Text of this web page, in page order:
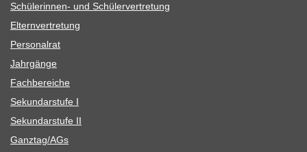
Schü­le­rin­nen- und Schülervertretung
Eltern­ver­tre­tung
Per­so­nal­rat
Jahr­gänge
Fach­be­rei­che
Sekun­dar­stufe I
Sekun­dar­stufe II
Ganztag/​​AGs